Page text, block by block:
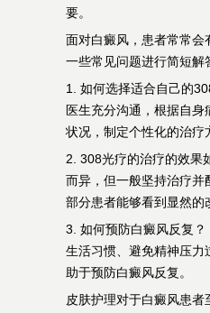
要。
面对白癜风，患者常常会
一些常见问题进行简短解
1. 如何选择适合自己的
医生充分沟通，根据自
状况，制定个性化的治疗
2. 308光疗的治疗的效果
而异，但一般坚持治疗并
部分患者能够看到显然的
3. 如何预防白癜风反复
生活习惯、避免精神压力
助于预防白癜风反复。
皮肤护理对于白癜风患